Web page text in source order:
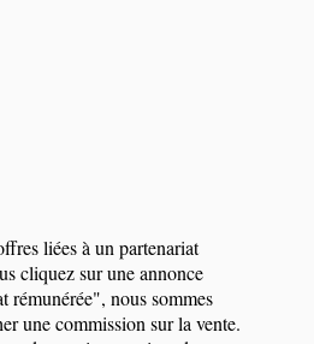
liées à un partenariat
cliquez sur une annonce
rémunérée", nous sommes
une commission sur la vente.